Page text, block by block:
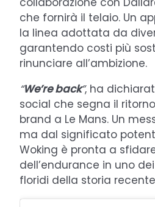
che fornirà il telaio. Un
la linea adottata da
garantendo costi più
rinunciare all’ambizione.
“We’re back”, ha
social che segna il
brand a Le Mans. Un
ma dal significato
Woking è pronta a
dell’endurance in uno
floridi della storia recente